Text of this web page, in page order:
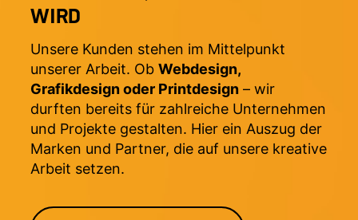
WIRD
Unsere Kunden stehen im Mittelpunkt
unserer Arbeit. Ob Webdesign,
Grafikdesign oder Printdesign– wir
durften bereits für zahlreiche Unternehmen
und Projekte gestalten. Hier ein Auszug der
Marken und Partner, die auf unsere kreative
Arbeit setzen.